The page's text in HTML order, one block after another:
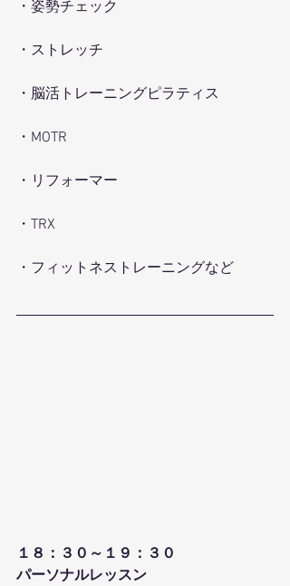
・姿勢チェック
・ストレッチ
・脳活トレーニングピラティス
・MOTR
・リフォーマー
・TRX
・フィットネストレーニングなど
１８：３０～１９：３０
パーソナルレッスン